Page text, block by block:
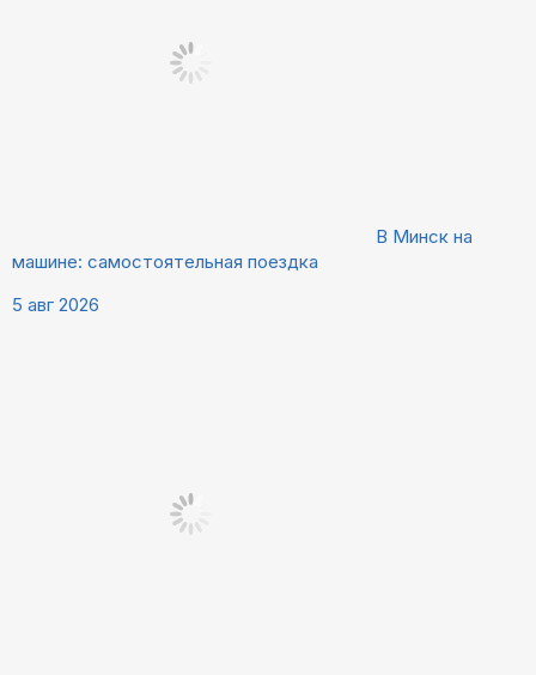
В Минск на
машине: самостоятельная поездка
5 авг 2026